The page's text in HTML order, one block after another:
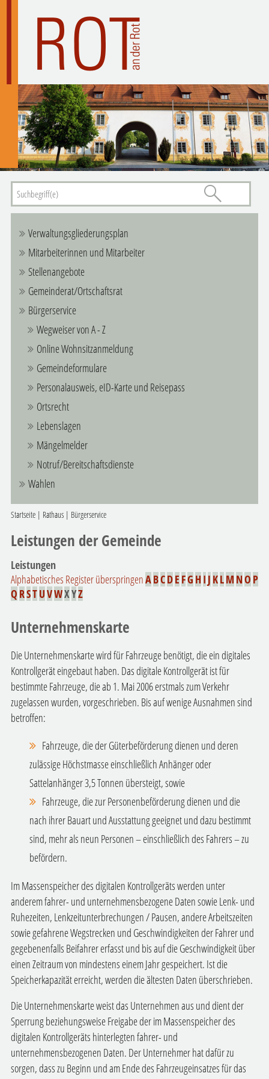
Verwaltungsgliederungsplan
Mitarbeiterinnen und Mitarbeiter
Stellenangebote
Gemeinderat/Ortschaftsrat
Bürgerservice
Wegweiser von A - Z
Online Wohnsitzanmeldung
Gemeindeformulare
Personalausweis, eID-Karte und Reisepass
Ortsrecht
Lebenslagen
Mängelmelder
Notruf/Bereitschaftsdienste
Wahlen
Startseite| Rathaus| Bürgerservice
Leistungen der Gemeinde
Leistungen
Alphabetisches Register überspringenABCDE FG H I J KLM NO P
Q RSTUVWXYZ
Unternehmenskarte
Die Unternehmenskarte wird für Fahrzeuge benötigt, die ein digitales
Kontrollgerät eingebaut haben. Das digitale Kontrollgerät ist für
bestimmte Fahrzeuge, die ab 1. Mai 2006 erstmals zum Verkehr
zugelassen wurden, vorgeschrieben. Bis auf wenige Ausnahmen sind
betroffen:
Fahrzeuge, die der Güterbeförderung dienen und deren
zulässige Höchstmasse einschließlich Anhänger oder
Sattelanhänger 3,5 Tonnen übersteigt, sowie
Fahrzeuge, die zur Personenbeförderung dienen und die
nach ihrer Bauart und Ausstattung geeignet und dazu bestimmt
sind, mehr als neun Personen – einschließlich des Fahrers – zu
befördern.
Im Massenspeicher des digitalen Kontrollgeräts werden unter
anderem fahrer- und unternehmensbezogene Daten sowie Lenk- und
Ruhezeiten, Lenkzeitunterbrechungen / Pausen, andere Arbeitszeiten
sowie gefahrene Wegstrecken und Geschwindigkeiten der Fahrer und
gegebenenfalls Beifahrer erfasst und bis auf die Geschwindigkeit über
einen Zeitraum von mindestens einem Jahr gespeichert. Ist die
Speicherkapazität erreicht, werden die ältesten Daten überschrieben.
Die Unternehmenskarte weist das Unternehmen aus und dient der
Sperrung beziehungsweise Freigabe der im Massenspeicher des
digitalen Kontrollgeräts hinterlegten fahrer- und
unternehmensbezogenen Daten. Der Unternehmer hat dafür zu
sorgen, dass zu Beginn und am Ende des Fahrzeugeinsatzes für das